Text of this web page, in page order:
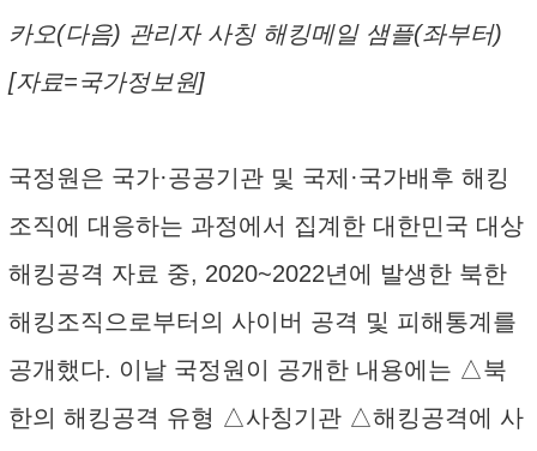
카오(다음) 관리자 사칭 해킹메일 샘플(좌부터)
[자료=국가정보원]
국정원은 국가·공공기관 및 국제·국가배후 해킹
조직에 대응하는 과정에서 집계한 대한민국 대상
해킹공격 자료 중, 2020~2022년에 발생한 북한
해킹조직으로부터의 사이버 공격 및 피해통계를
공개했다. 이날 국정원이 공개한 내용에는 △북
한의 해킹공격 유형 △사칭기관 △해킹공격에 사